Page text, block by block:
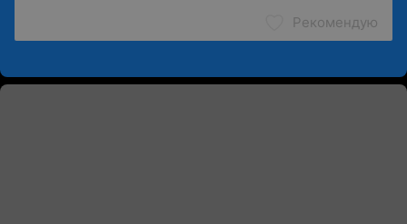
Рекомендую